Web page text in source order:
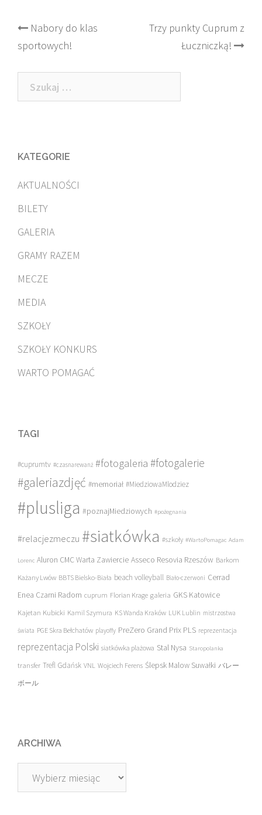
Post
navigation
Nabory do klas
sportowych!
Trzy punkty Cuprum z
Łuczniczką!
Szukaj:
KATEGORIE
AKTUALNOŚCI
BILETY
GALERIA
GRAMY RAZEM
MECZE
MEDIA
SZKOŁY
SZKOŁY KONKURS
WARTO POMAGAĆ
TAGI
#cuprumtv #czasnarewanż #fotogaleria #fotogalerie
#galeriazdjęć #memoriał #MiedziowaMlodziez
#plusliga #poznajMiedziowych #pożegnania
#relacjezmeczu #siatkówka #szkoły #WartoPomagac Adam
Lorenc Aluron CMC Warta Zawiercie Asseco Resovia Rzeszów Barkom
Każany Lwów BBTS Bielsko-Biała beach volleyball Biało-czerwoni Cerrad
Enea Czarni Radom cuprum Florian Krage galeria GKS Katowice
Kajetan Kubicki Kamil Szymura KS Wanda Kraków LUK Lublin mistrzostwa
świata PGE Skra Bełchatów playoffy PreZero Grand Prix PLS reprezentacja
reprezentacja Polski siatkówka plażowa Stal Nysa Staropolanka
transfer Trefl Gdańsk VNL Wojciech Ferens Ślepsk Malow Suwałki バレー
ボール
ARCHIWA
Archiwa